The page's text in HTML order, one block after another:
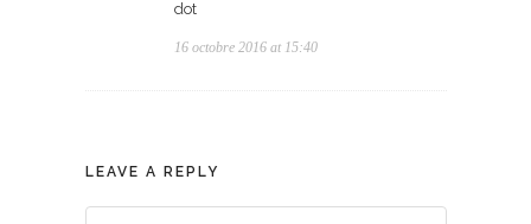
dot
16 octobre 2016 at 15:40
LEAVE A REPLY